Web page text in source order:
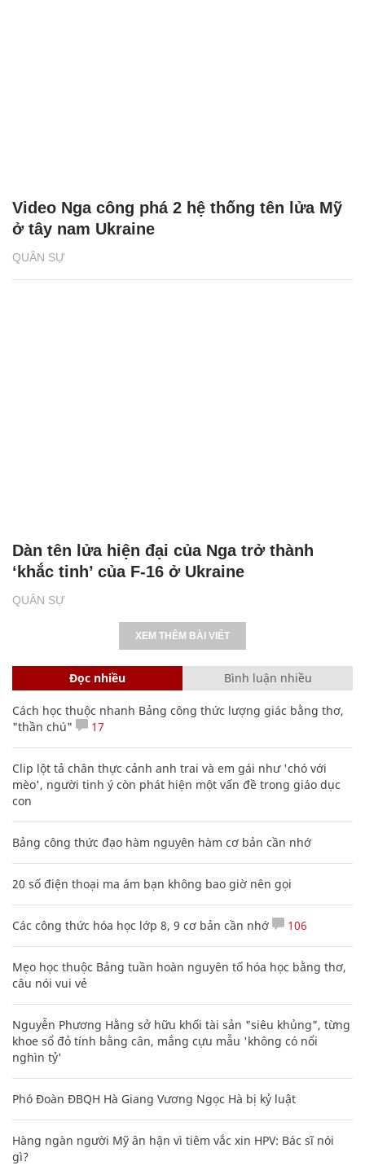
QUÂN SỰ
Video Nga công phá 2 hệ thống tên lửa Mỹ
ở tây nam Ukraine
QUÂN SỰ
Dàn tên lửa hiện đại của Nga trở thành
‘khắc tinh’ của F-16 ở Ukraine
XEM THÊM BÀI VIẾT
Đọc nhiều Bình luận nhiều
Cách học thuộc nhanh Bảng công thức lượng giác bằng thơ,
"thần chú"
17
Clip lột tả chân thực cảnh anh trai và em gái như 'chó với
mèo', người tinh ý còn phát hiện một vấn đề trong giáo dục
con
Bảng công thức đạo hàm nguyên hàm cơ bản cần nhớ
20 số điện thoại ma ám bạn không bao giờ nên gọi
Các công thức hóa học lớp 8, 9 cơ bản cần nhớ 106
Mẹo học thuộc Bảng tuần hoàn nguyên tố hóa học bằng thơ,
câu nói vui vẻ
Nguyễn Phương Hằng sở hữu khối tài sản "siêu khủng", từng
khoe sổ đỏ tính bằng cân, mắng cựu mẫu 'không có nổi
nghìn tỷ'
Phó Đoàn ĐBQH Hà Giang Vương Ngọc Hà bị kỷ luật
Hàng ngàn người Mỹ ân hận vì tiêm vắc xin HPV: Bác sĩ nói
gì?